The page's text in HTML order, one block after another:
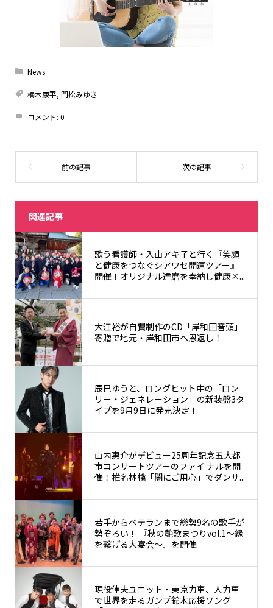
News
楠木康平, 門松みゆき
コメント: 0
関連記事
歌う看護師・入山アキ子と行く『笑顔
と健康をつなぐシアワセ開運ツアー』
開催！オリジナル達磨を奉納し健康×...
大江裕が自費制作のCD「岸和田音頭」
寄贈で地元・岸和田市へ恩返し！
辰巳ゆうと、ロングヒット中の「ロン
リー・ジェネレーション」の新装盤3タ
イプを9月9日に発売決定！
山内惠介がデビュー25周年記念五大都
市コンサートツアーのファイ ナルを開
催！椎名林檎「闇にご用心」でダンサ...
若手からベテランまで総勢9名の歌手が
勢ぞろい！ 『秋の艶歌まつりvol.1～縁
を繋げる大宴会～』を開催
現役俥夫ユニット・東京力車、人力車
で世界を走るガンプ鈴木応援ソング